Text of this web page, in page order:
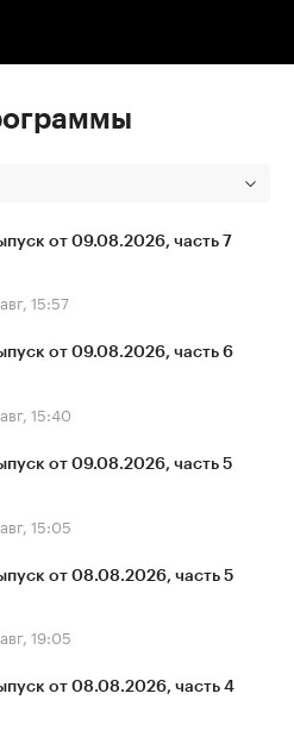
от 09.08.2026, часть 7
15:57
от 09.08.2026, часть 6
15:40
от 09.08.2026, часть 5
15:05
от 08.08.2026, часть 5
19:05
от 08.08.2026, часть 4